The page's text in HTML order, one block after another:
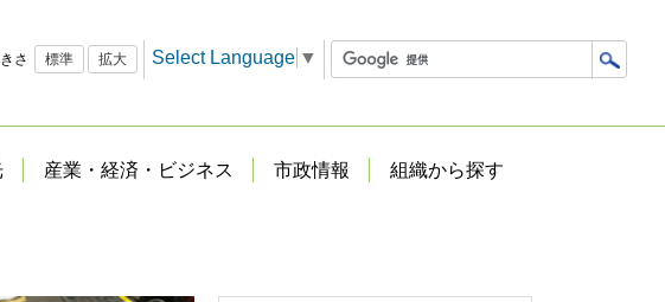
さ 標準 拡大 Select Language ▼
産業・経済・ビジネス 市政情報 組織から探す